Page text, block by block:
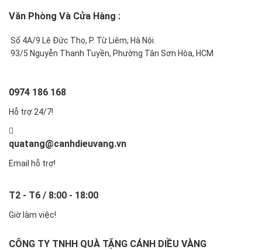
Văn Phòng Và Cửa Hàng :
Số 4A/9 Lê Đức Thọ, P. Từ Liêm, Hà Nội.
93/5 Nguyễn Thanh Tuyền, Phường Tân Sơn Hòa, HCM
0974 186 168
Hỗ trợ 24/7!
quatang@canhdieuvang.vn
Email hỗ trợ!
T2 - T6 / 8:00 - 18:00
Giờ làm việc!
CÔNG TY TNHH QUÀ TẶNG CÁNH DIỀU VÀNG